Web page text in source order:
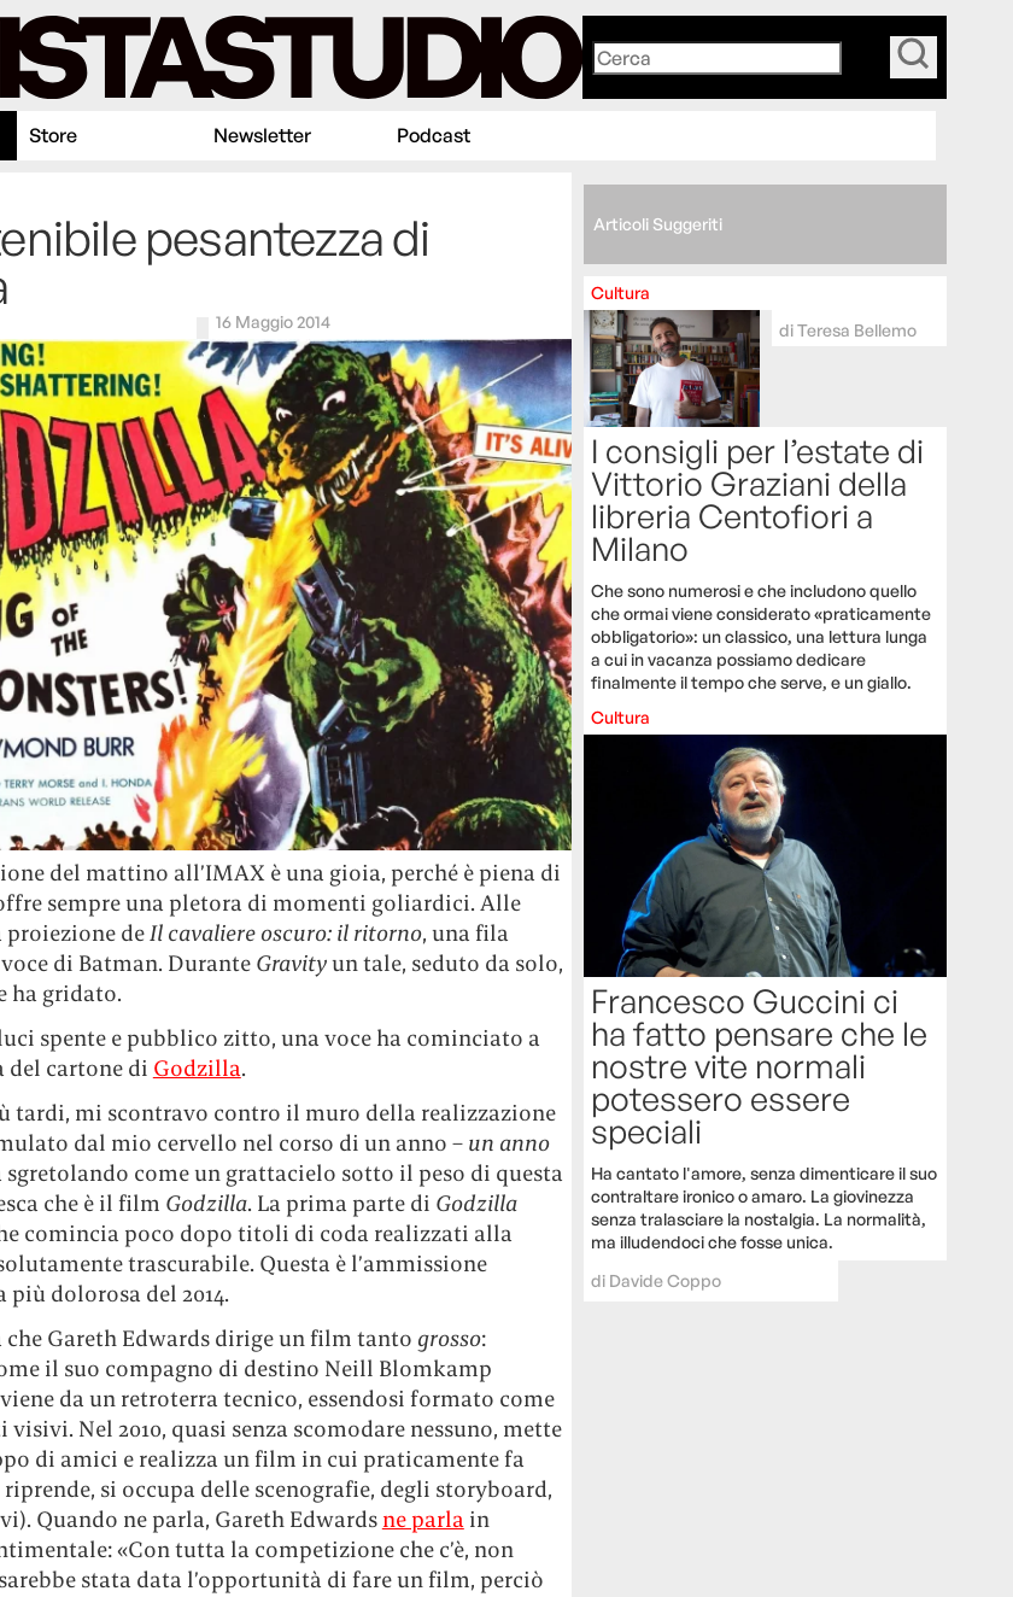
Store Newsletter Podcast
pesantezza di
16 Maggio 2014
del mattino all’IMAX è una gioia, perché è piena di
sempre una pletora di momenti goliardici. Alle
proiezione deIl cavaliere oscuro: il ritorno, una fila
di Batman. Durante Gravityun tale, seduto da solo,
ha gridato.
spente e pubblico zitto, una voce ha cominciato a
del cartone di Godzilla.
tardi, mi scontravo contro il muro della realizzazione
dal mio cervello nel corso di un anno – un anno
sgretolando come un grattacielo sotto il peso di questa
che è il film Godzilla. La prima parte di Godzilla
comincia poco dopo titoli di coda realizzati alla
trascurabile. Questa è l’ammissione
dolorosa del 2014.
Gareth Edwards dirige un film tanto grosso:
il suo compagno di destino Neill Blomkamp
da un retroterra tecnico, essendosi formato come
Nel 2010, quasi senza scomodare nessuno, mette
di amici e realizza un film in cui praticamente fa
si occupa delle scenografie, degli storyboard,
Quando ne parla, Gareth Edwards ne parlain
«Con tutta la competizione che c’è, non
stata data l’opportunità di fare un film, perciò
Articoli Suggeriti
Cultura
diTeresa Bellemo
I consigli per l’estate di
Vittorio Graziani della
libreria Centofiori a
Milano
Che sono numerosi e che includono quello
che ormai viene considerato «praticamente
obbligatorio»: un classico, una lettura lunga
a cui in vacanza possiamo dedicare
finalmente il tempo che serve, e un giallo.
Cultura
Francesco Guccini ci
ha fatto pensare che le
nostre vite normali
potessero essere
speciali
Ha cantato l'amore, senza dimenticare il suo
contraltare ironico o amaro. La giovinezza
senza tralasciare la nostalgia. La normalità,
ma illudendoci che fosse unica.
di Davide Coppo